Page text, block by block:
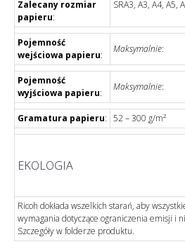
Zalecany rozmiar
papieru:
SRA3, A3, A4, A5,
Pojemność
wejściowa papieru:
Maksymalnie:
Pojemność
wyjściowa papieru:
Maksymalnie:
Gramatura papieru: 52 – 300 g/m²
EKOLOGIA
Ricoh dokłada wszelkich starań, aby
wymagania dotyczące ograniczenia emisji i
Szczegóły w folderze produktu.